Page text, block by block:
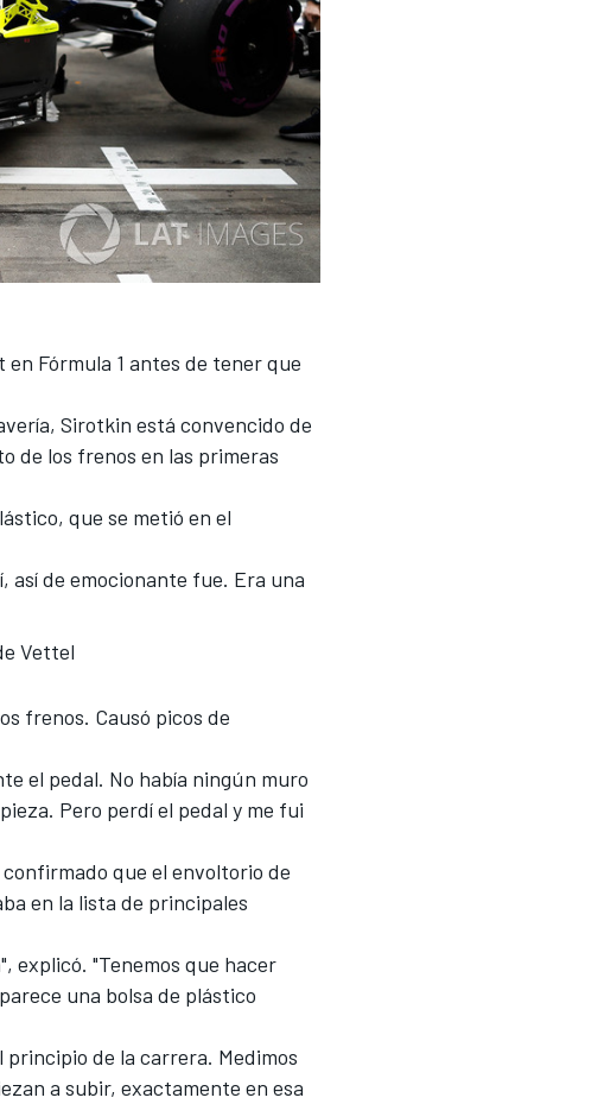
en Fórmula 1 antes de tener que
Sirotkin está convencido de
de los frenos en las primeras
que se metió en el
así de emocionante fue. Era una
Vettel
frenos. Causó picos de
el pedal. No había ningún muro
Pero perdí el pedal y me fui
que el envoltorio de
en la lista de principales
explicó. "Tenemos que hacer
una bolsa de plástico
de la carrera. Medimos
a subir, exactamente en esa